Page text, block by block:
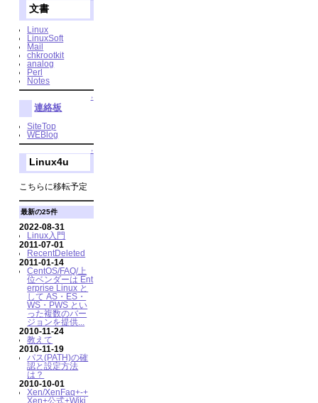
文書
Linux
LinuxSoft
Mail
chkrootkit
analog
Perl
Notes
↑
連絡板
SiteTop
WEBlog
↑
Linux4u
こちらに移転予定
最新の25件
2022-08-31
Linux入門
2011-07-01
RecentDeleted
2011-01-14
CentOS/FAQ/上
位ベンダーは Ent
erprise Linux と
して AS・ES・
WS・PWS とい
った複数のバー
ジョンを提供...
2010-11-24
教えて
2010-11-19
パス(PATH)の確
認と設定方法
は？
2010-10-01
Xen/XenFaq+-+
Xen+公式+Wiki